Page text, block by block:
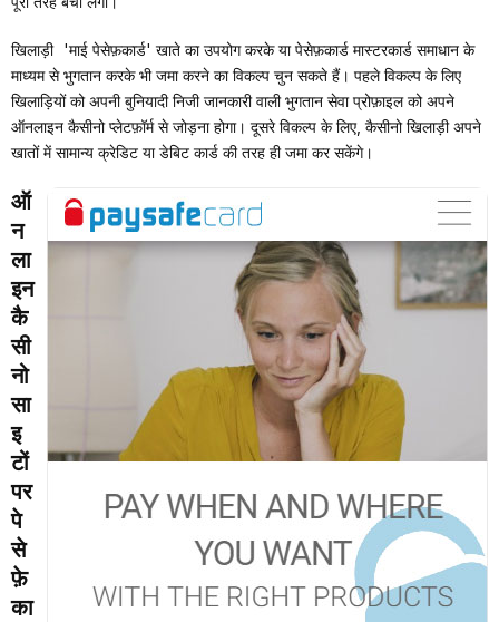
खिलाड़ी 'माई पेसेफ़कार्ड' खाते का उपयोग करके या पेसेफ़कार्ड मास्टरकार्ड समाधान के
माध्यम से भुगतान करके भी जमा करने का विकल्प चुन सकते हैं। पहले विकल्प के लिए
खिलाड़ियों को अपनी बुनियादी निजी जानकारी वाली भुगतान सेवा प्रोफ़ाइल को अपने
ऑनलाइन कैसीनो प्लेटफ़ॉर्म से जोड़ना होगा। दूसरे विकल्प के लिए, कैसीनो खिलाड़ी अपने
खातों में सामान्य क्रेडिट या डेबिट कार्ड की तरह ही जमा कर सकेंगे।
ऑ
न
ला
इन
कै
सी
नो
सा
इ
टों
पर
पे
से
फ़े
का